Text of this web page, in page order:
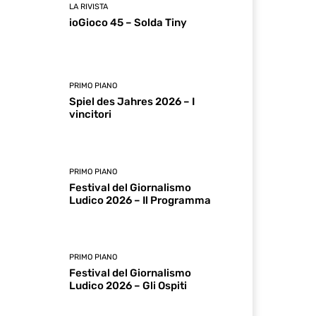
LA RIVISTA
ioGioco 45 – Solda Tiny
PRIMO PIANO
Spiel des Jahres 2026 – I
vincitori
PRIMO PIANO
Festival del Giornalismo
Ludico 2026 – Il Programma
PRIMO PIANO
Festival del Giornalismo
Ludico 2026 – Gli Ospiti